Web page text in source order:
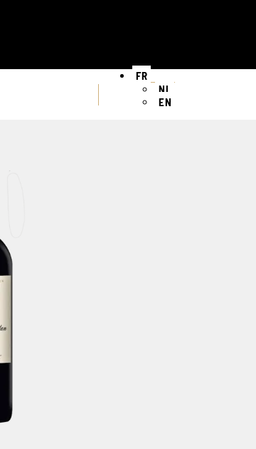
FR
NL
EN